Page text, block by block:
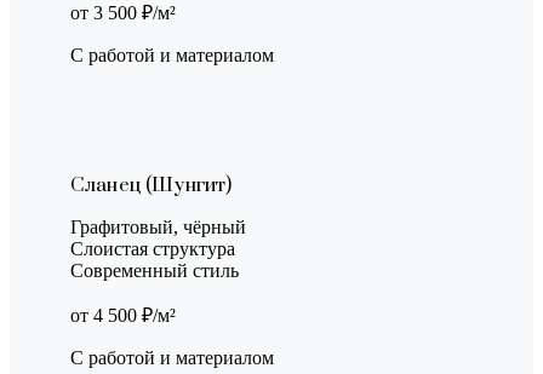
от 3 500 ₽/м²
С работой и материалом
Сланец (Шунгит)
Графитовый, чёрный
Слоистая структура
Современный стиль
от 4 500 ₽/м²
С работой и материалом